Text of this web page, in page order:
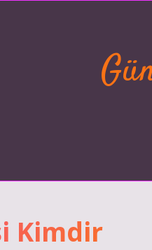
Kimdir